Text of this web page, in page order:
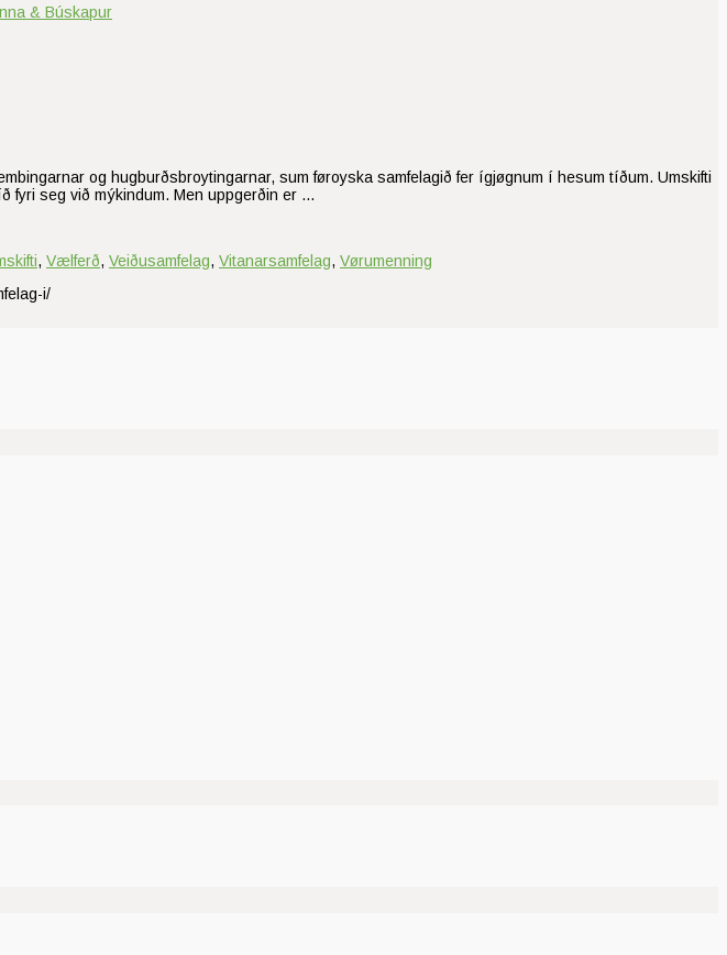
& Búskapur
og hugburðsbroytingarnar, sum føroyska samfelagið fer ígjøgnum í hesum tíðum. Umskifti
fyri seg við mýkindum. Men uppgerðin er …
, Vælferð, Veiðusamfelag, Vitanarsamfelag, Vørumenning
i/